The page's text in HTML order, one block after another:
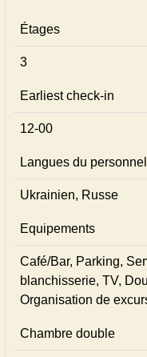
Étages
3
Earliest check-in
12-00
Langues du personnel
Ukrainien, Russe
Equipements
Café/Bar, Parking,
blanchisserie, TV,
Organisation de
Chambre double